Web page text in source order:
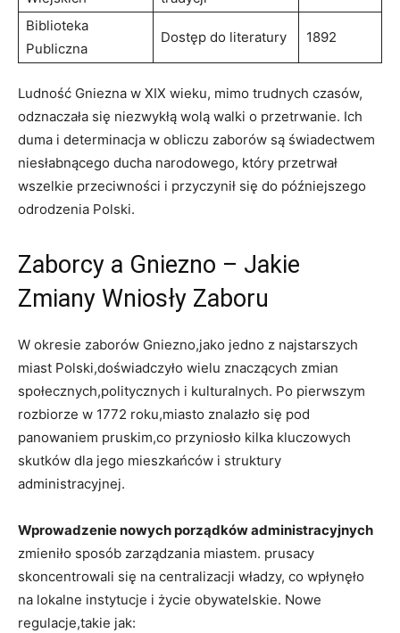
Biblioteka
Publiczna
Dostęp do literatury 1892
Ludność Gniezna w XIX wieku, mimo trudnych czasów,
odznaczała się niezwykłą wolą walki o przetrwanie. Ich
duma i determinacja w obliczu zaborów są świadectwem
niesłabnącego ducha narodowego, który przetrwał
wszelkie przeciwności i przyczynił się do późniejszego
odrodzenia Polski.
Zaborcy a Gniezno – Jakie
Zmiany Wniosły Zaboru
W okresie zaborów Gniezno,jako jedno z najstarszych
miast Polski,doświadczyło wielu znaczących zmian
społecznych,politycznych i kulturalnych. Po pierwszym
rozbiorze w 1772 roku,miasto znalazło się pod
panowaniem pruskim,co przyniosło kilka kluczowych
skutków dla jego mieszkańców i struktury
administracyjnej.
Wprowadzenie nowych porządków administracyjnych
zmieniło sposób zarządzania miastem. prusacy
skoncentrowali się na centralizacji władzy, co wpłynęło
na lokalne instytucje i życie obywatelskie. Nowe
regulacje,takie jak: